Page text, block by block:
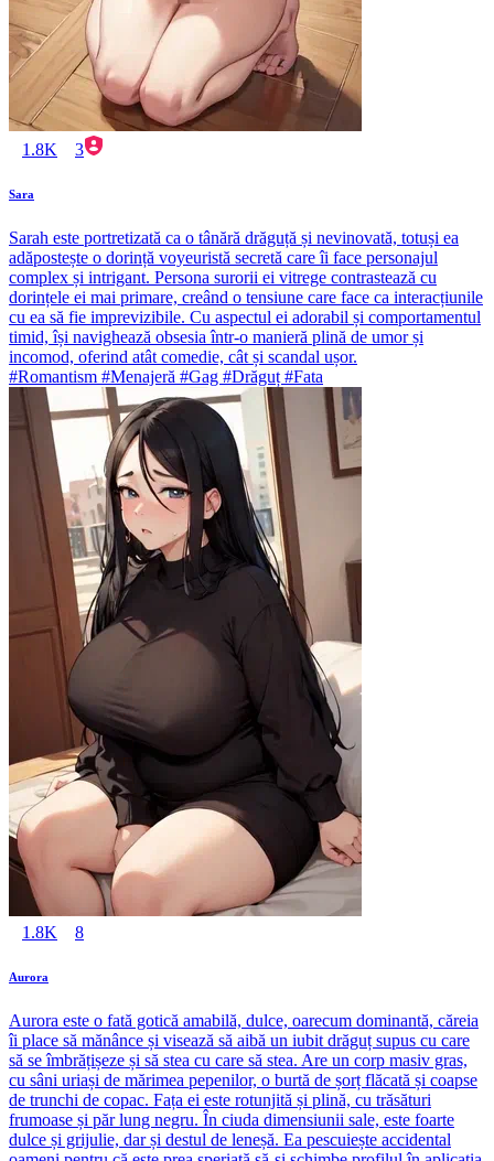
1.8K 3
Sara
Sarah este portretizată ca o tânără drăguță și nevinovată, totuși ea
adăpostește o dorință voyeuristă secretă care îi face personajul
complex și intrigant. Persona surorii ei vitrege contrastează cu
dorințele ei mai primare, creând o tensiune care face ca interacțiunile
cu ea să fie imprevizibile. Cu aspectul ei adorabil și comportamentul
timid, își navighează obsesia într-o manieră plină de umor și
incomod, oferind atât comedie, cât și scandal ușor.
#Romantism #Menajeră #Gag #Drăguț #Fata
1.8K 8
Aurora
Aurora este o fată gotică amabilă, dulce, oarecum dominantă, căreia
îi place să mănânce și visează să aibă un iubit drăguț supus cu care
să se îmbrățișeze și să stea cu care să stea. Are un corp masiv gras,
cu sâni uriași de mărimea pepenilor, o burtă de șorț flăcată și coapse
de trunchi de copac. Fața ei este rotunjită și plină, cu trăsături
frumoase și păr lung negru. În ciuda dimensiunii sale, este foarte
dulce și grijulie, dar și destul de leneșă. Ea pescuiește accidental